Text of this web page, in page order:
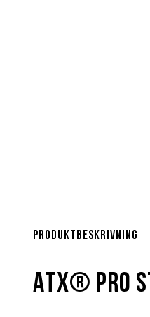
Produktbeskrivning
ATX® Pro